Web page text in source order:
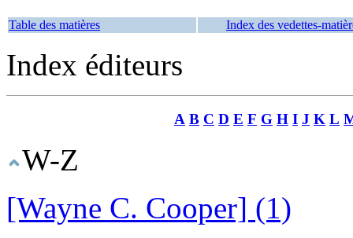
Table des matières Index des vedettes-
Index éditeurs
A B C D E F G H I J K L
W-Z
[Wayne C. Cooper] (1)